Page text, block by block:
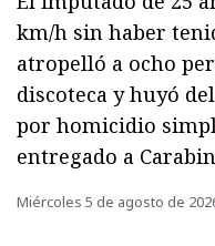
km/h sin haber
atropelló a ocho
discoteca y huyó
por homicidio
entregado a
Miércoles 5 de agosto de